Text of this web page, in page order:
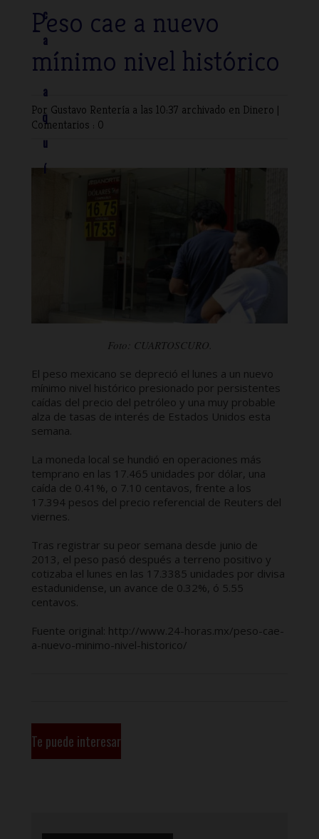
c
a
a
q
u
í
Peso cae a nuevo
mínimo nivel histórico
Por Gustavo Rentería a las 10:37 archivado en Dinero |
Comentarios : 0
Foto: CUARTOSCURO.
El peso mexicano se depreció el lunes a un nuevo
mínimo nivel histórico presionado por persistentes
caídas del precio del petróleo y una muy probable
alza de tasas de interés de Estados Unidos esta
semana.
La moneda local se hundió en operaciones más
temprano en las 17.465 unidades por dólar, una
caída de 0.41%, o 7.10 centavos, frente a los
17.394 pesos del precio referencial de Reuters del
viernes.
Tras registrar su peor semana desde junio de
2013, el peso pasó después a terreno positivo y
cotizaba el lunes en las 17.3385 unidades por divisa
estadunidense, un avance de 0.32%, ó 5.55
centavos.
Fuente original: http://www.24-horas.mx/peso-cae-
a-nuevo-minimo-nivel-historico/
Te puede interesar